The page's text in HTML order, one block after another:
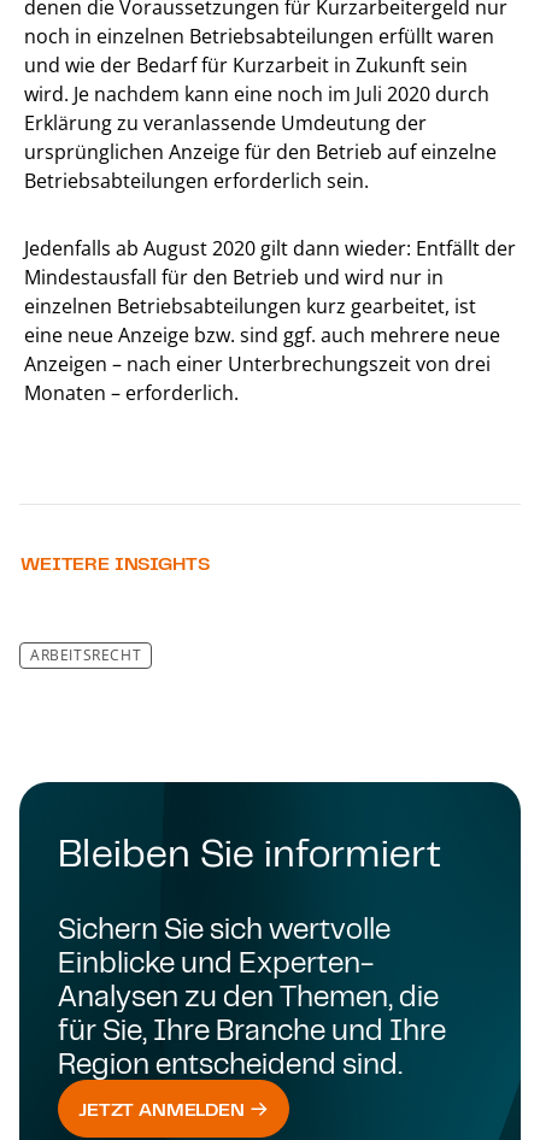
denen die Voraussetzungen für Kurzarbeitergeld nur
noch in einzelnen Betriebsabteilungen erfüllt waren
und wie der Bedarf für Kurzarbeit in Zukunft sein
wird. Je nachdem kann eine noch im Juli 2020 durch
Erklärung zu veranlassende Umdeutung der
ursprünglichen Anzeige für den Betrieb auf einzelne
Betriebsabteilungen erforderlich sein.
Jedenfalls ab August 2020 gilt dann wieder: Entfällt der
Mindestausfall für den Betrieb und wird nur in
einzelnen Betriebsabteilungen kurz gearbeitet, ist
eine neue Anzeige bzw. sind ggf. auch mehrere neue
Anzeigen – nach einer Unterbrechungszeit von drei
Monaten – erforderlich.
WEITERE INSIGHTS
ARBEITSRECHT
Bleiben Sie informiert
Sichern Sie sich wertvolle
Einblicke und Experten-
Analysen zu den Themen, die
für Sie, Ihre Branche und Ihre
Region entscheidend sind.
JETZT ANMELDEN